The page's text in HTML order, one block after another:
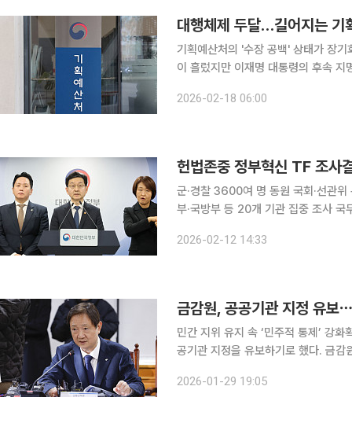
대행체제 두달…길어지는 기
기획예산처의 '수장 공백' 상태가 장
이 흘렀지만 이재명 대통령의 후속
2026-02-18 06:00
헌법존중 정부혁신 TF 조사
군·경찰 3600여 명 동원 국회·선관위
부·국방부 등 20개 기관 집중 조사 국무조정실이 헌법존중 정부혁신 TF 조사결과를 발표하며 12.3
다고 12일 밝혔다. 윤창렬 국무조정실
2026-02-12 14:33
금감원, 공공기관 지정 유보
민간 지위 유지 속 ‘민주적 통제’ 강화확대된 감
공기관 지정을 유보하기로 했다. 금감
열고 금감원을 공공기관으로 지정하
2026-01-29 19:05